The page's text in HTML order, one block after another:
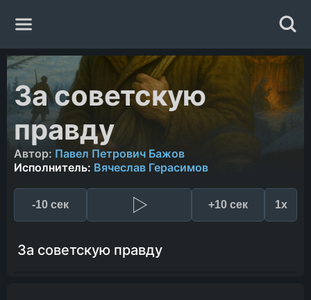
Главная
Жанры
Авторы
Исполнители
За советскую
правду
Автор: Павел Петрович Бажов
Исполнитель: Вячеслав Герасимов
-10 сек +10 сек 1x
За советскую правду